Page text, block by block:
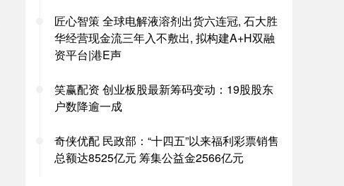
匠心智策 全球电解液溶剂出货六连冠, 石大胜
华经营现金流三年入不敷出, 拟构建A+H双融
资平台|港E声
笑赢配资 创业板股最新筹码变动：19股股东
户数降逾一成
奇侠优配 民政部：“十四五”以来福利彩票销售
总额达8525亿元 筹集公益金2566亿元